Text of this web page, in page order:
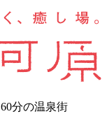
分の温泉街